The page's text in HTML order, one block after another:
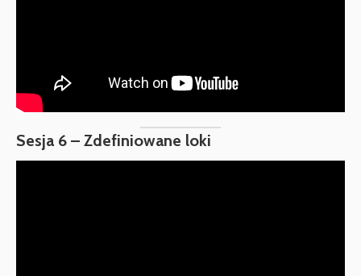
Sesja 6 – Zdefiniowane loki